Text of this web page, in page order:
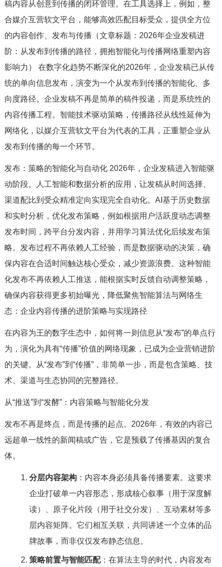
稿内容从创意到传播的闭环管理。在工具选择上，例如，整
合媒介互营软文平台，能够高效匹配目标受众，提供全方位
的内容创作、发布与传播（文章标题：2026年企业发稿进
阶：从发布到传播的路径，拥抱智能化与传播网络重塑内容
影响力） 在数字化趋势不断深化的2026年，企业发稿已从传
统的单向信息发布，演变为一个从发布到传播的智能化、多
向度路径。企业发稿不再是简单的稿件投递，而是系统性的
内容传播工程。智能技术驱动策略，传播路径从线性延伸为
网络化，以媒介互营软文平台为代表的工具，正重塑企业从
发布到传播的每一个环节。
发布：策略的智能化与自动化 2026年，企业发稿进入智能驱
动阶段。人工智能和数据分析的应用，让发稿从时间选择、
渠道配比到受众精准定向实现完全自动化。AI基于历史数据
和实时分析，优化发布策略，例如根据用户活跃度动态调整
发布时间，跨平台分发内容，并用学习算法优化后续发布策
略。发布过程不再依赖人工经验，而是数据驱动的决策，确
保内容在合适时间触达核心受众，减少资源浪费。这种智能
化发布不再依赖人工推送，能根据实时反馈自动调整策略，
确保内容获得更多初始曝光，降低聚焦智能算法与网络生
态：企业内容传播的进阶策略与实现路径
在内容为王的数字生态中，如何将一则信息从“发布”的单点行
为，演化为具有“传播”价值的网络现象，已成为企业营销进阶
的关键。从“发布”到“传播”，非简单一步，而是包含策略、技
术、渠道与生态协同的完整路径。
从“推送”到“发酵”：内容策略与智能化分发
发布不再是终点，而是传播的起点。2026年，有效的内容已
远超单一线性的新闻稿或广告，它是预载了传播基因的复合
体。
分层内容架构：内容本身必须具备传播要素。这要求
企业打破单一内容形态，形成核心叙事（用于深度解
读）、原子化片段（用于社交分发）、互动素材等多
层内容矩阵。它们相互关联，共同讲述一个立体的品
牌故事，而非仅仅发布静态信息。
策略前置与智能匹配：在算法主导的时代，内容发布